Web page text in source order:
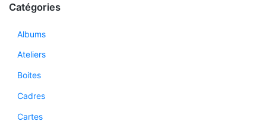
Catégories
Albums
Ateliers
Boites
Cadres
Cartes